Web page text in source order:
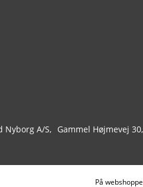
Nyborg A/S Gammel Højmevej 30
På